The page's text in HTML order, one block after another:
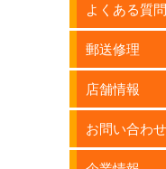
よくある質問
郵送修理
店舗情報
お問い合わ